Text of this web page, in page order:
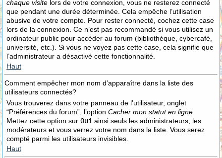
chaque visite lors de votre connexion, vous ne resterez connecté
que pendant une durée déterminée. Cela empêche l’utilisation
abusive de votre compte. Pour rester connecté, cochez cette case
lors de la connexion. Ce n’est pas recommandé si vous utilisez un
ordinateur public pour accéder au forum (bibliothèque, cybercafé,
université, etc.). Si vous ne voyez pas cette case, cela signifie que
l’administrateur a désactivé cette fonctionnalité.
Haut
Comment empêcher mon nom d’apparaître dans la liste des
utilisateurs connectés?
Vous trouverez dans votre panneau de l’utilisateur, onglet
“Préférences du forum”, l’option Cacher mon statut en ligne
Mettez cette option sur Oui ainsi seuls les administrateurs, les
modérateurs et vous verrez votre nom dans la liste. Vous serez
compté parmi les utilisateurs invisibles.
Haut